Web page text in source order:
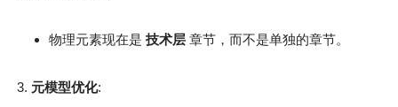
物理元素现在是 技术层 章节，而不是单独的章节。
元模型优化: